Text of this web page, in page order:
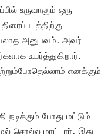
உருவாகும் ஒரு
அனுபவம். அவர்
உயர்த்துகிறார்.
எனக்கும்
நடிக்கும் போது மட்டும்
சொல்ல மாட்டார். இது